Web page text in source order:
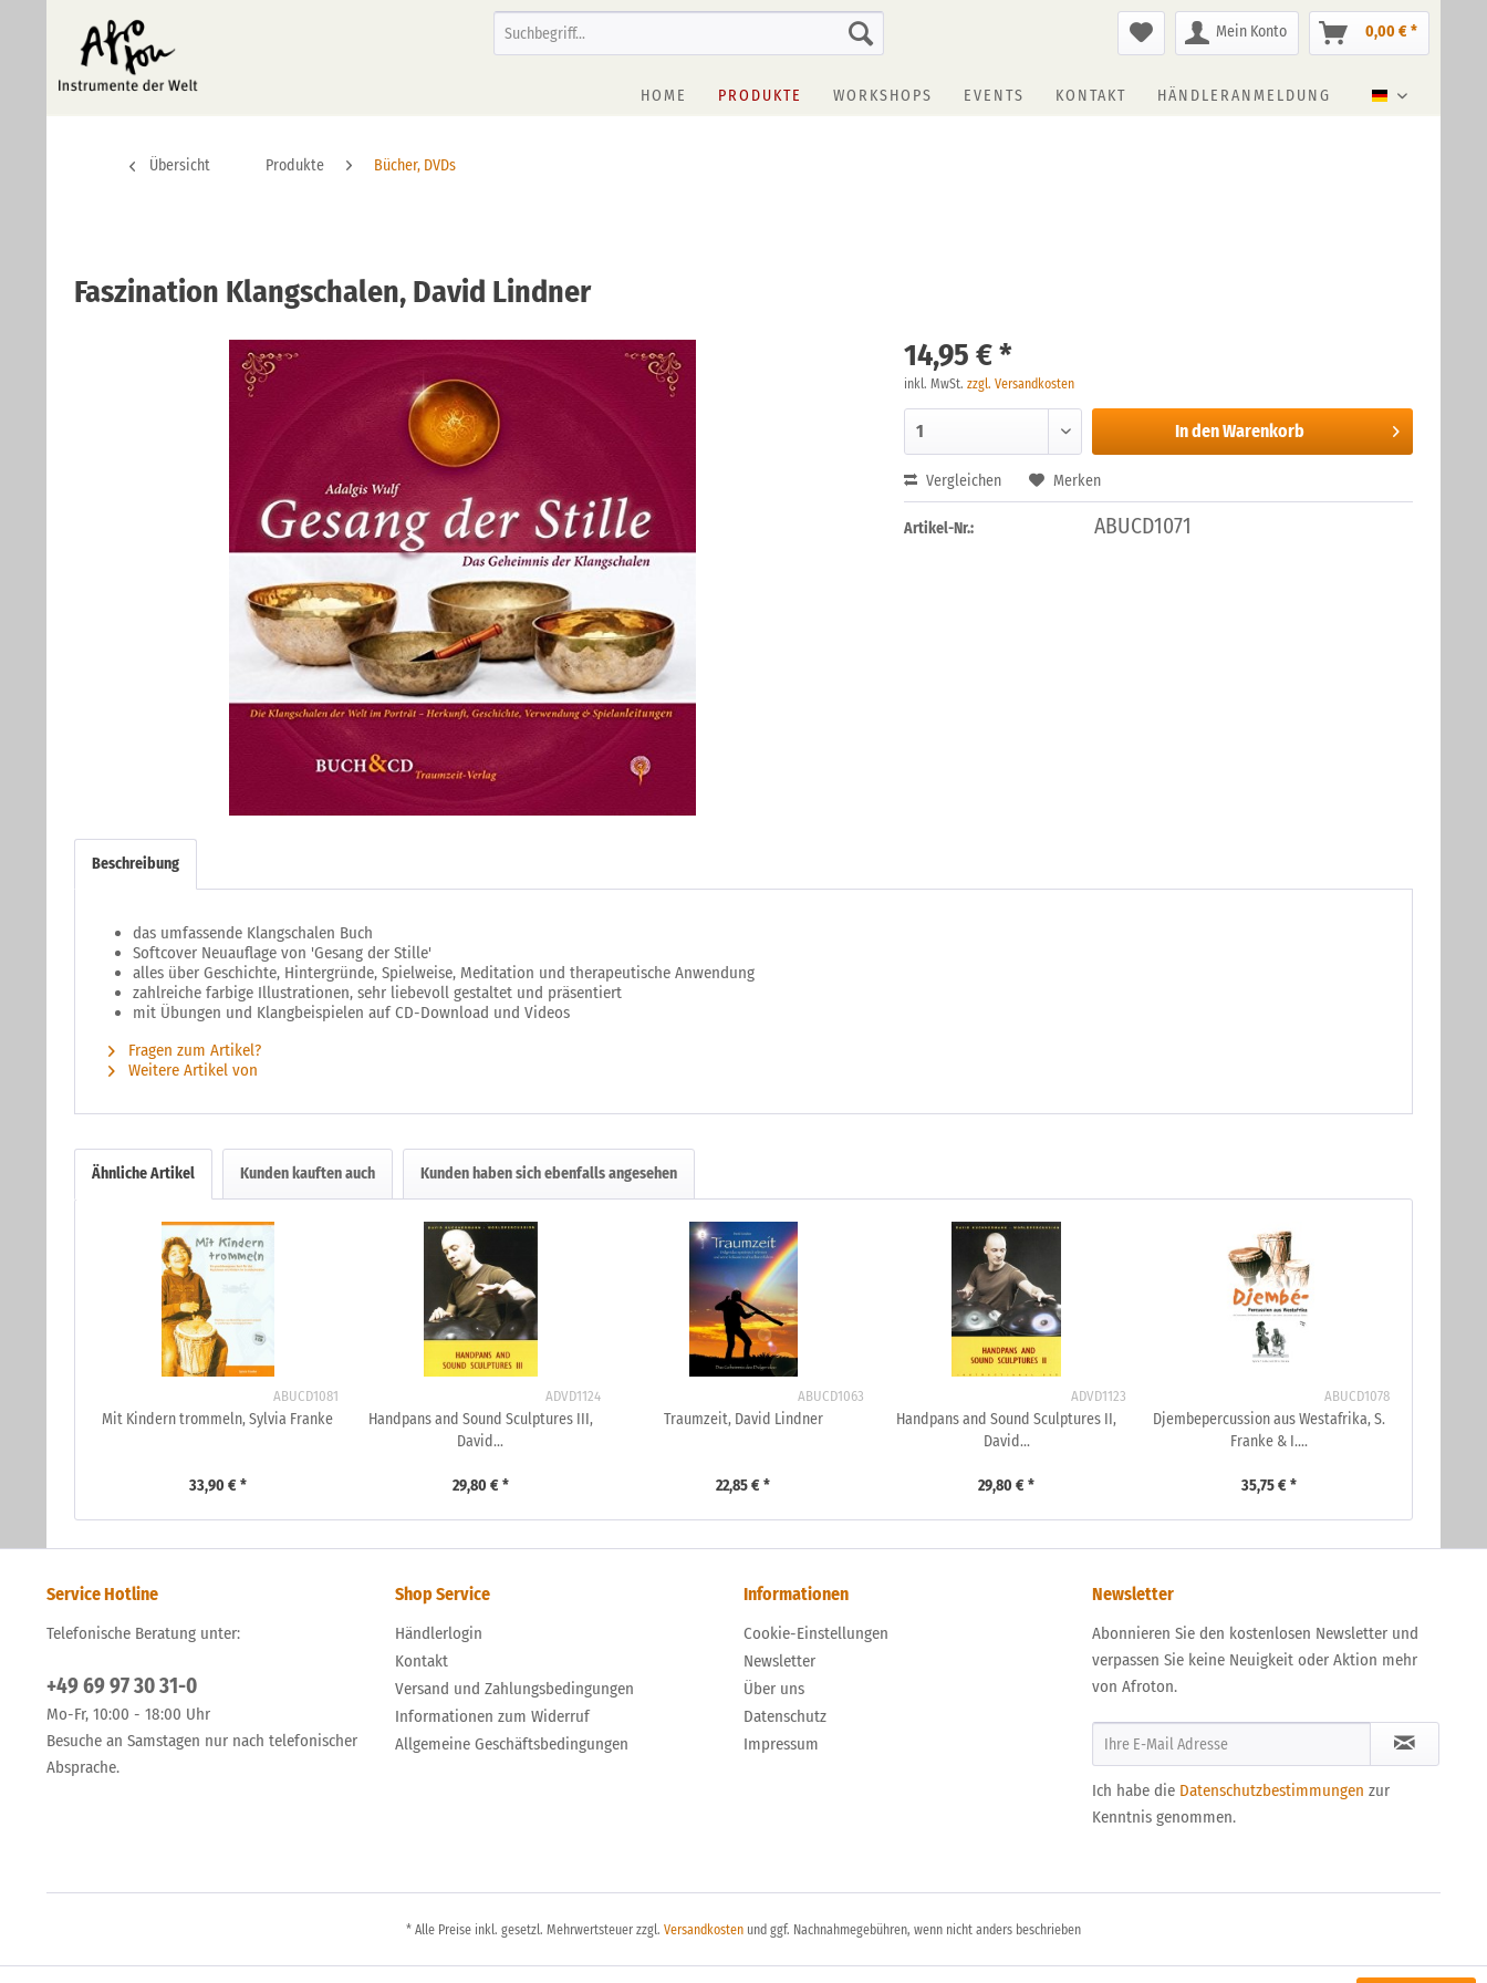
Mein Konto 0,00 € *
Deutsch
HOME PRODUKTE WORKSHOPS EVENTS KONTAKT HÄNDLERANMELDUNG
Übersicht Produkte Bücher, DVDs
Faszination Klangschalen, David Lindner
14,95 € *
inkl. MwSt.zzgl. Versandkosten
In denWarenkorb
Vergleichen Merken
Artikel-Nr.: ABUCD1071
Beschreibung
das umfassende Klangschalen Buch
Softcover Neuauflage von 'Gesang der Stille'
alles über Geschichte, Hintergründe, Spielweise, Meditation und therapeutische Anwendung
zahlreiche farbige Illustrationen, sehr liebevoll gestaltet und präsentiert
mit Übungen und Klangbeispielen auf CD-Download und Videos
Fragen zum Artikel?
Weitere Artikel von
Ähnliche Artikel Kunden kauften auch Kunden haben sich ebenfalls angesehen
ABUCD1081
Mit Kindern trommeln, Sylvia Franke
33,90 € *
ADVD1124
Handpans and Sound Sculptures III,
David...
29,80 € *
ABUCD1063
Traumzeit, David Lindner
22,85 € *
ADVD1123
Handpans and Sound Sculptures II,
David...
29,80 € *
ABUCD1078
Djembepercussion aus Westafrika, S.
Franke & I....
35,75 € *
Service Hotline
Telefonische Beratung unter:
+49 69 97 30 31-0
Mo-Fr, 10:00 - 18:00 Uhr
Besuche an Samstagen nur nach telefonischer
Absprache.
Shop Service
Händlerlogin
Kontakt
Versand und Zahlungsbedingungen
Informationen zum Widerruf
Allgemeine Geschäftsbedingungen
Informationen
Cookie-Einstellungen
Newsletter
Über uns
Datenschutz
Impressum
Newsletter
Abonnieren Sie den kostenlosen Newsletter und
verpassen Sie keine Neuigkeit oder Aktion mehr
von Afroton.
Ich habe die Datenschutzbestimmungen zur
Kenntnis genommen.
* Alle Preise inkl. gesetzl. Mehrwertsteuer zzgl. Versandkosten und ggf. Nachnahmegebühren, wenn nicht anders beschrieben